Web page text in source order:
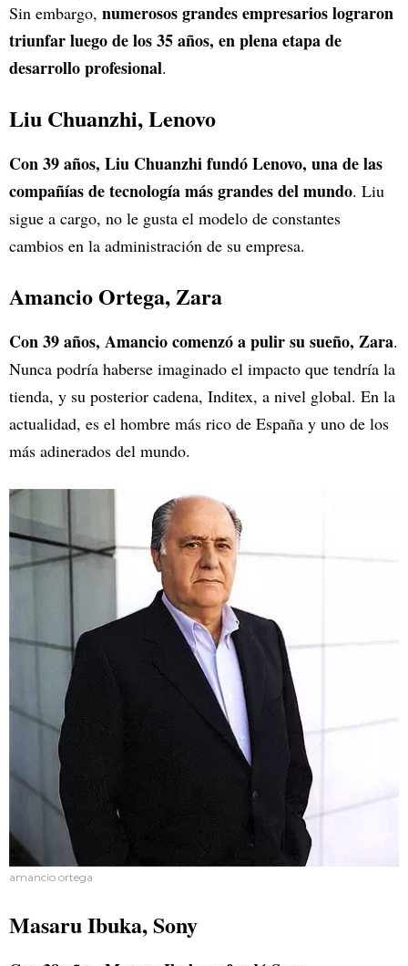
Sin embargo, numerosos grandes empresarios lograron
triunfar luego de los 35 años, en plena etapa de
desarrollo profesional.
Liu Chuanzhi, Lenovo
Con 39 años, Liu Chuanzhi fundó Lenovo, una de las
compañías de tecnología más grandes del mundo. Liu
sigue a cargo, no le gusta el modelo de constantes
cambios en la administración de su empresa.
Amancio Ortega, Zara
Con 39 años, Amancio comenzó a pulir su sueño, Zara.
Nunca podría haberse imaginado el impacto que tendría la
tienda, y su posterior cadena, Inditex, a nivel global. En la
actualidad, es el hombre más rico de España y uno de los
más adinerados del mundo.
amancio ortega
Masaru Ibuka, Sony